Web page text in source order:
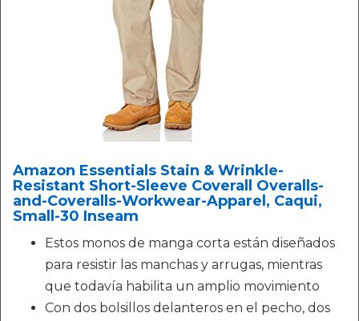
Amazon Essentials Stain & Wrinkle-
Resistant Short-Sleeve Coverall Overalls-
and-Coveralls-Workwear-Apparel, Caqui,
Small-30 Inseam
Estos monos de manga corta están diseñados
para resistir las manchas y arrugas, mientras
que todavía habilita un amplio movimiento
Con dos bolsillos delanteros en el pecho, dos